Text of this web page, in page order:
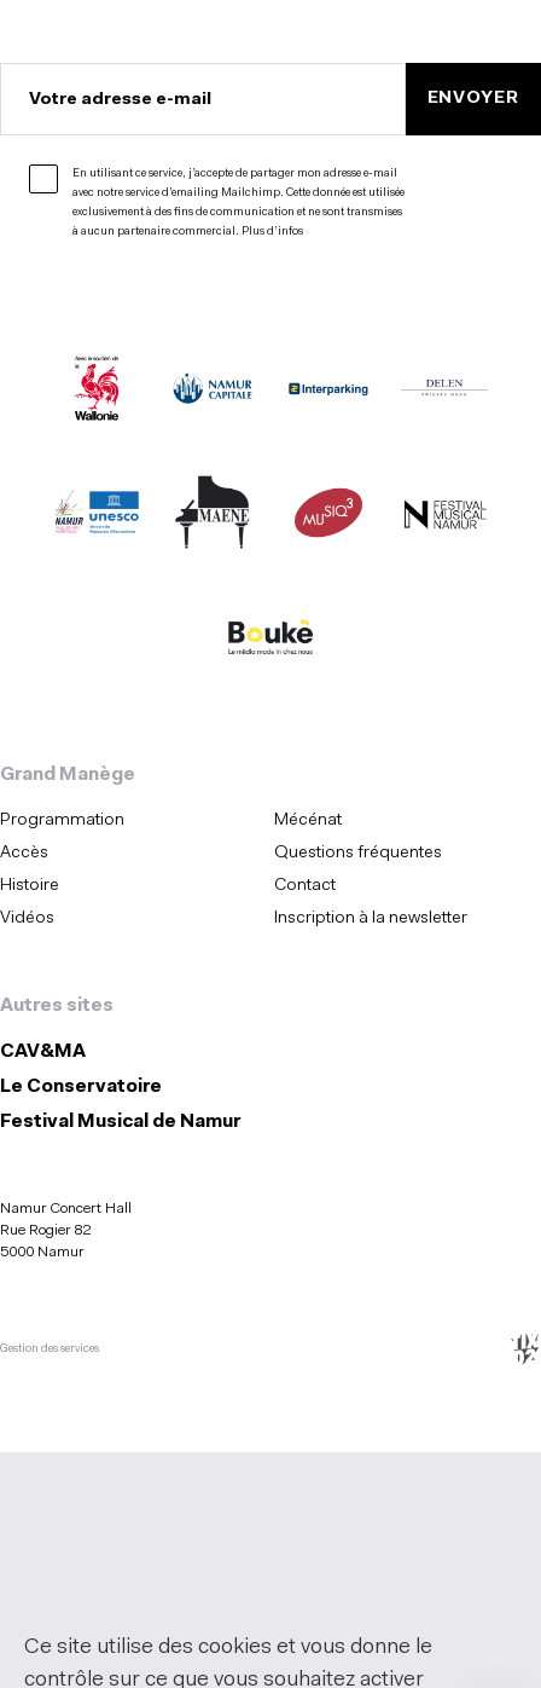
Votre adresse e-mail
En utilisant ce service, j’accepte de partager mon adresse e-mail
avec notre service d’emailing Mailchimp. Cette donnée est utilisée
exclusivement à des fins de communication et ne sont transmises
à aucun partenaire commercial. Plus d’infos
ENVOYER
Autres sites
CAV&MA
Le Conservatoire
Festival Musical de Namur
Grand Manège
Programmation
Mécénat
Accès
Questions fréquentes
Histoire
Contact
Vidéos
Inscription à la newsletter
Namur Concert Hall
Rue Rogier 82
5000 Namur
Gestion des services
Ce site utilise des cookies et vous donne le
contrôle sur ce que vous souhaitez activer